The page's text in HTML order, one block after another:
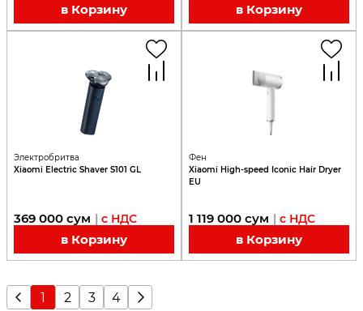
в Корзину в Корзину
Электробритва
Xiaomi Electric Shaver S101 GL
369 000 сум | с НДС
в Корзину
Фен
Xiaomi High-speed Iconic Hair Dryer
EU
1 119 000 сум | с НДС
в Корзину
1 2 3 4